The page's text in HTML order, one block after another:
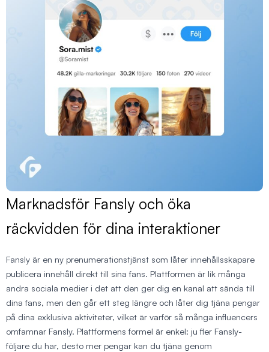
Marknadsför Fansly och öka
räckvidden för dina interaktioner
Fansly är en ny prenumerationstjänst som låter innehållsskapare
publicera innehåll direkt till sina fans. Plattformen är lik många
andra sociala medier i det att den ger dig en kanal att sända till
dina fans, men den går ett steg längre och låter dig tjäna pengar
på dina exklusiva aktiviteter, vilket är varför så många influencers
omfamnar Fansly. Plattformens formel är enkel: ju fler Fansly-
följare du har, desto mer pengar kan du tjäna genom